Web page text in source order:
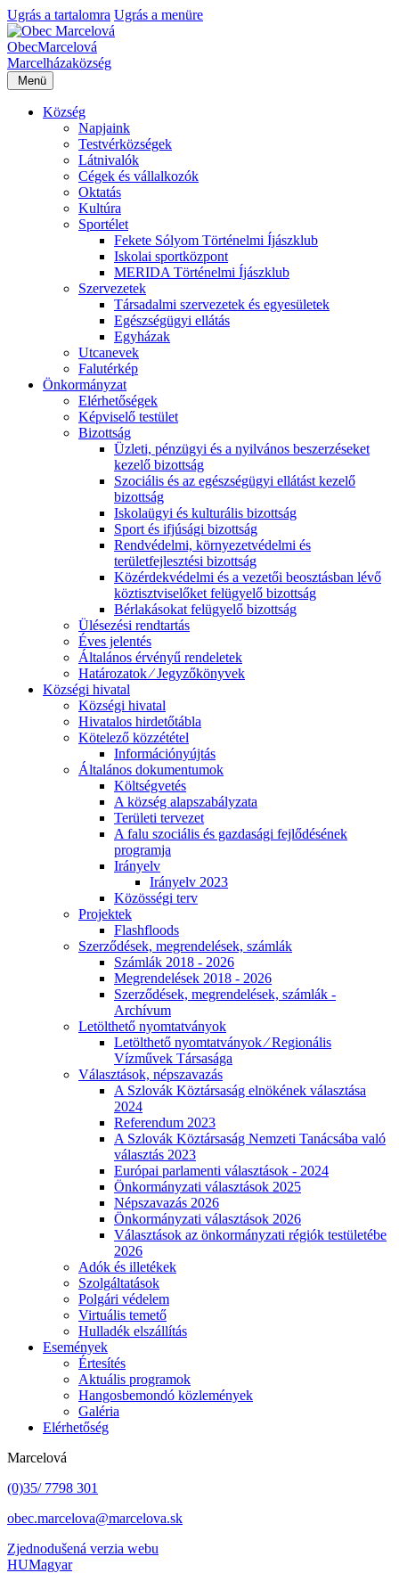
Ugrás a tartalomra Ugrás a menüre
ObecMarcelová
Marcelházaközség
Menü
Község
Napjaink
Testvérközségek
Látnivalók
Cégek és vállalkozók
Oktatás
Kultúra
Sportélet
Fekete Sólyom Történelmi Íjászklub
Iskolai sportközpont
MERIDA Történelmi Íjászklub
Szervezetek
Társadalmi szervezetek és egyesületek
Egészségügyi ellátás
Egyházak
Utcanevek
Falutérkép
Önkormányzat
Elérhetőségek
Képviselő testület
Bizottság
Üzleti, pénzügyi és a nyilvános beszerzéseket
kezelő bizottság
Szociális és az egészségügyi ellátást kezelő
bizottság
Iskolaügyi és kulturális bizottság
Sport és ifjúsági bizottság
Rendvédelmi, környezetvédelmi és
területfejlesztési bizottság
Közérdekvédelmi és a vezetői beosztásban lévő
köztisztviselőket felügyelő bizottság
Bérlakásokat felügyelő bizottság
Ülésezési rendtartás
Éves jelentés
Általános érvényű rendeletek
Határozatok ⁄ Jegyzőkönyvek
Községi hivatal
Községi hivatal
Hivatalos hirdetőtábla
Kötelező közzététel
Információnyújtás
Általános dokumentumok
Költségvetés
A község alapszabályzata
Területi tervezet
A falu szociális és gazdasági fejlődésének
programja
Irányelv
Irányelv 2023
Közösségi terv
Projektek
Flashfloods
Szerződések, megrendelések, számlák
Számlák 2018 - 2026
Megrendelések 2018 - 2026
Szerződések, megrendelések, számlák -
Archívum
Letölthető nyomtatványok
Letölthető nyomtatványok ⁄ Regionális
Vízművek Társasága
Választások, népszavazás
A Szlovák Köztársaság elnökének választása
2024
Referendum 2023
A Szlovák Köztársaság Nemzeti Tanácsába való
választás 2023
Európai parlamenti választások - 2024
Önkormányzati választások 2025
Népszavazás 2026
Önkormányzati választások 2026
Választások az önkormányzati régiók testületébe
2026
Adók és illetékek
Szolgáltatások
Polgári védelem
Virtuális temető
Hulladék elszállítás
Események
Értesítés
Aktuális programok
Hangosbemondó közlemények
Galéria
Elérhetőség
Marcelová
(0)35/ 7798 301
obec.marcelova@marcelova.sk
Zjednodušená verzia webu
HUMagyar